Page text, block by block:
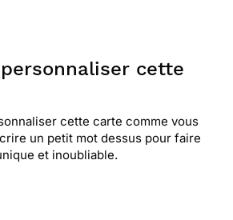
2014 : J'adore les paysages
2013 : Un torent comme ça, ça
cette
cette carte comme vous
un petit mot dessus pour faire
et inoubliable.